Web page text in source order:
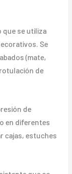
que se utiliza
Se
(mate,
de
de
en diferentes
cajas, estuches